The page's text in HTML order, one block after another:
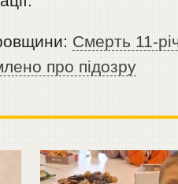
Смерть 11-
про підозру